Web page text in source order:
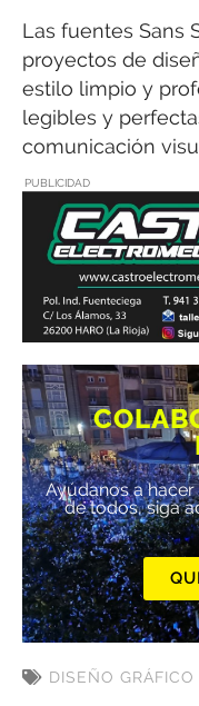
Las fuentes Sans
proyectos de
estilo limpio y
legibles y
comunicación
PUBLICIDAD
Ayúdanos a
de todos, siga
DISEÑO GRÁFICO